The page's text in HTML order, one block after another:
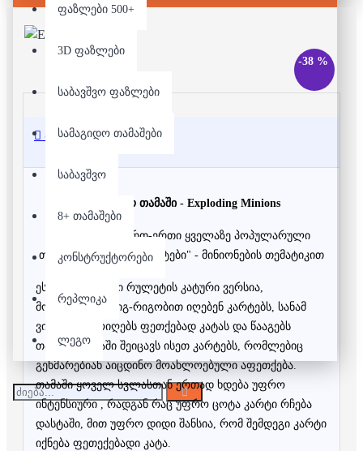
ფაზლები 500+
3D ფაზლები
საბავშვო ფაზლები
სამაგიდო თამაშები
საბავშვო
8+ თამაშები
კონსტრუქტორები
რეპლიკა
ლეგო
-38 %
აღწერა
სამაგიდო თამაში - Exploding Minions
მსოფლიოში ერთ-ერთი ყველაზე პოპულარული
თამაში ,,ფეთქებადი კატები" - მინიონების თემატიკით
ეს არის რუსული რულეტის კატური ვერსია,
მოთამაშეები რიგ-რიგობით იღებენ კარტებს, სანამ
ვინმე არ ამოიღებს ფეთქებად კატას და წააგებს
თამაშს. თამაში შეიცავს ისეთ კარტებს, რომლებიც
გეხმარებიან აიცდინო მოახლოებული აფეთქება.
თამაში ყოველ სვლასთან ერთად ხდება უფრო
ინტენსიური , რადგან რაც უფრო ცოტა კარტი რჩება
დასტაში, მით უფრო დიდი შანსია, რომ შემდეგი კარტი
იქნება ფეთექებადი კატა.